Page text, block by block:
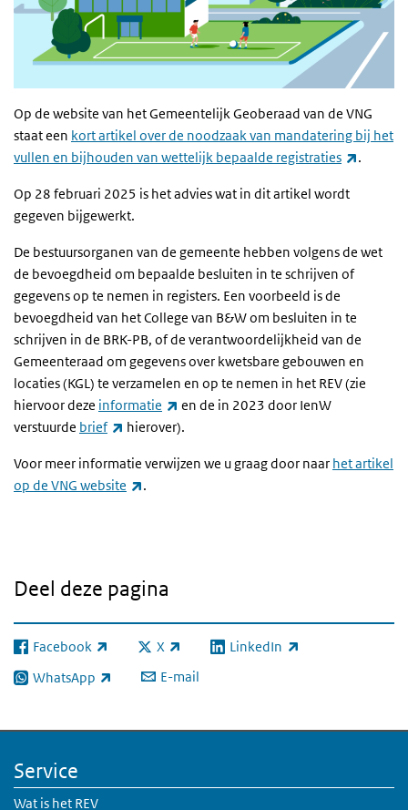
Op de website van het Gemeentelijk Geoberaad van de VNG
staat een kort artikel over de noodzaak van mandatering bij het
vullen en bijhouden van wettelijk bepaalde registraties
.
Op 28 februari 2025 is het advies wat in dit artikel wordt
gegeven bijgewerkt.
De bestuursorganen van de gemeente hebben volgens de wet
de bevoegdheid om bepaalde besluiten in te schrijven of
gegevens op te nemen in registers. Een voorbeeld is de
bevoegdheid van het College van B&W om besluiten in te
schrijven in de BRK-PB, of de verantwoordelijkheid van de
Gemeenteraad om gegevens over kwetsbare gebouwen en
locaties (KGL) te verzamelen en op te nemen in het REV (zie
hiervoor deze informatie (externe link)
en de in 2023 door IenW
verstuurde brief (externe link)
hierover).
Voor meer informatie verwijzen we u graag door naar het artikel
op de VNG website
(externe link)
.
Deel deze pagina
Facebook
(externe link) X
(externe link) LinkedIn
(externe link)
WhatsApp
(externe link) E-mail
Service
Wat is het REV